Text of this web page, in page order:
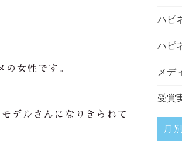
女性です。
デルさんになりきられて
ハピ
ハピ
メデ
受賞
月